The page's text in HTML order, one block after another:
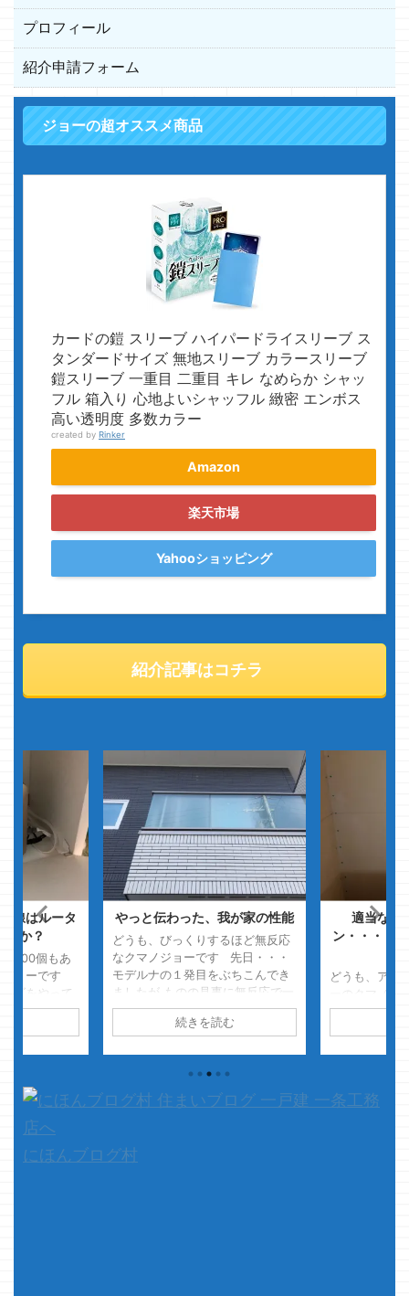
プロフィール
紹介申請フォーム
ジョーの超オススメ商品
カードの鎧 スリーブ ハイパードライスリーブ ス
タンダードサイズ 無地スリーブ カラースリーブ
鎧スリーブ 一重目 二重目 キレ なめらか シャッ
フル 箱入り 心地よいシャッフル 緻密 エンボス
高い透明度 多数カラー
created by Rinker
Amazon
楽天市場
Yahooショッピング
紹介記事はコチラ
線はルータ
るか？
900個もあ
ョーです
ダをやって
実って900
っ！！！ さ
が我が家の
っ壊れまし
なってしまい
やっと伝わった、我が家の性能
どうも、びっくりするほど無反応
なクマノジョーです 先日・・・
モデルナの１発目をぶちこんでき
ましたが ものの見事に無反応で一
安心 クマノジョーは無反応だった
けど、嫁様はちょっと腫れて痒が
んでおりました・・・・ ホント
人それぞれね・・・・ワクチン接
ノジョーは一条あるあるだと思っ
ておりますが・・・ 一条工務 ...
続きを読む
適当な事
ン・・・・
どうも、アイ
ーのクマノ
った言葉か忘
っ！！ ・・
にほんブログ村